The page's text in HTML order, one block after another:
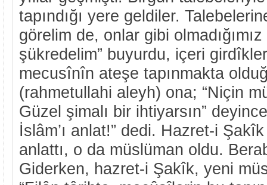
tapındığı yere geldiler.
görelim de, onlar gibi
şükredelim” buyurdu, içeri
mecusînîn ateşe tapınmakta
(rahmetullahi aleyh) ona; “Niçin
Güzel şimalı bir ihtiyarsın”
İslâm’ı anlat!” dedi. Hazret-i
anlattı, o da müslüman oldu.
Giderken, hazret-i Şakîk, yeni